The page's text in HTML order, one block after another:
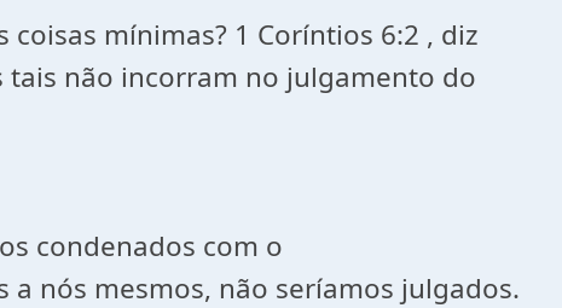
mínimas? 1 Coríntios 6:2 , diz
não incorram no julgamento do
condenados com o
a nós mesmos, não seríamos julgados.